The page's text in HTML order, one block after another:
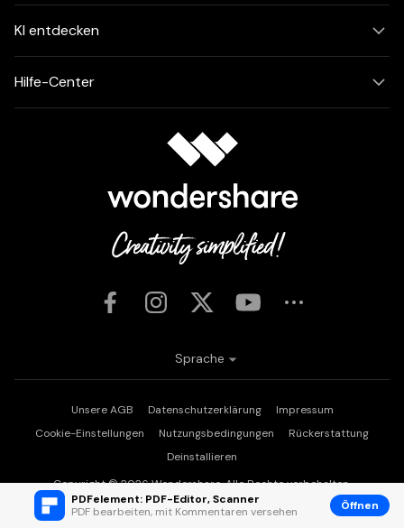
PDFelement: PDF-Editor, Scanner
PDF bearbeiten, mit Kommentaren versehen
Öffnen
KI entdecken
Hilfe-Center
Unsere AGB Datenschutzerklärung
Impressum
Cookie-Einstellungen
Nutzungsbedingungen
Rückerstattung
Deinstallieren
Copyright © 2026Wondershare. Alle Rechte vorbehalten.
Sprache